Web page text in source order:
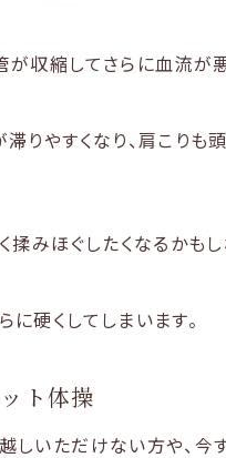
収縮してさらに血流が悪
やすくなり、肩こりも
揉みほぐしたくなるかも
硬くしてしまいます。
ト体操
いただけない方や、今